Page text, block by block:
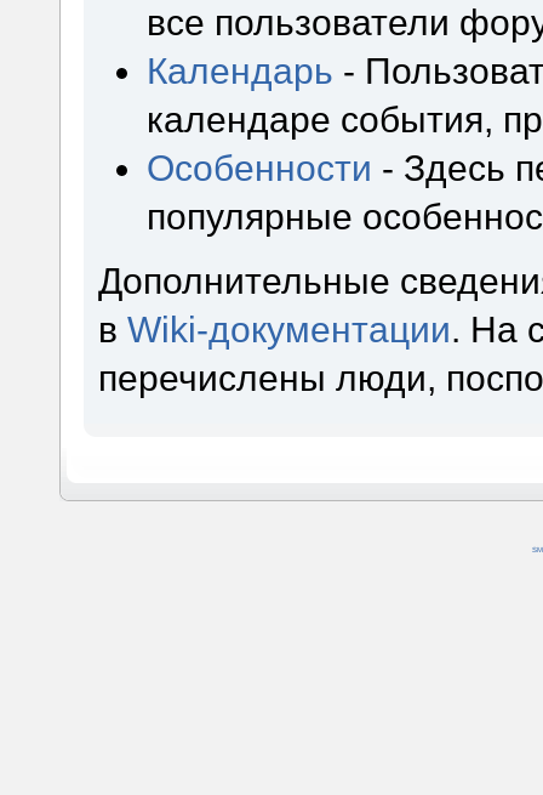
все пользователи
Календарь -
календаре события,
Особенности - Здесь
популярные
Дополнительные
вWiki-документации. На
перечислены люди,